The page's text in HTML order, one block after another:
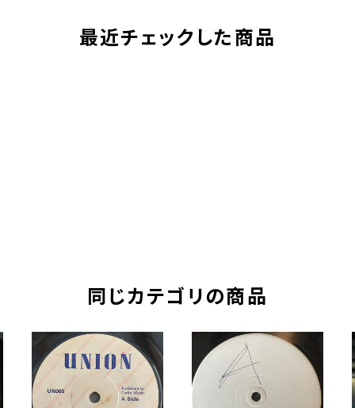
最近チェックした商品
同じカテゴリの商品